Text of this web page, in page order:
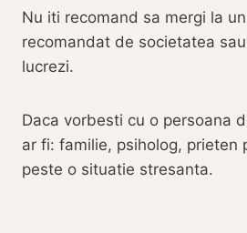
Nu iti recomand sa mergi la
recomandat de societatea
lucrezi.
Daca vorbesti cu o persoana
ar fi: familie, psiholog, prieten
peste o situatie stresanta.